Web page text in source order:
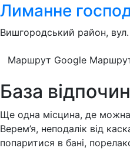
Лиманне
Вишгородський район,
Маршрут Google
База
Ще одна місцина, де можна
Верем’я, неподалік від
попаритися в бані,